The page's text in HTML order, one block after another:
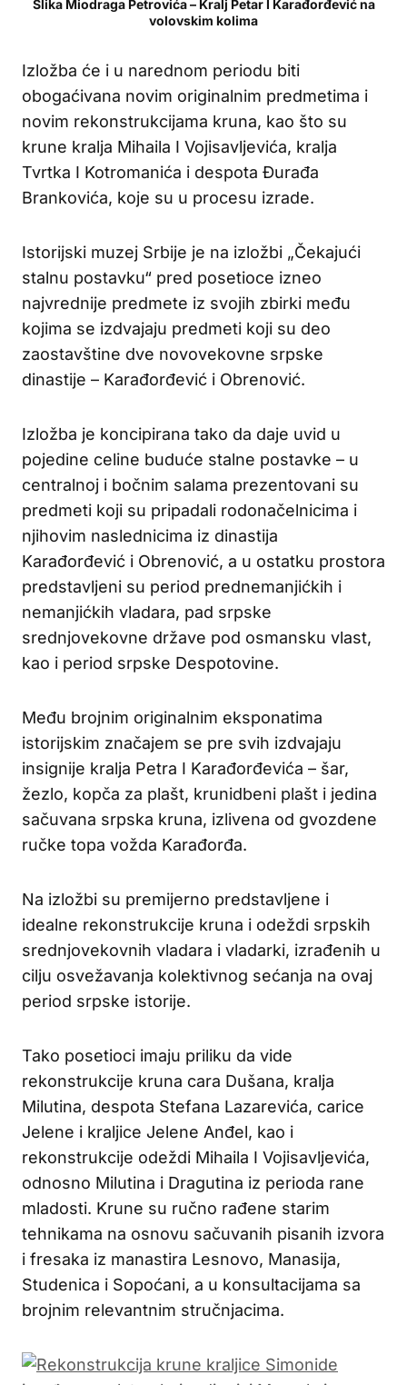
Slika Miodraga Petrovića – Kralj Petar I Karađorđević na
volovskim kolima
Izložba će i u narednom periodu biti
obogaćivana novim originalnim predmetima i
novim rekonstrukcijama kruna, kao što su
krune kralja Mihaila I Vojisavljevića, kralja
Tvrtka I Kotromanića i despota Đurađa
Brankovića, koje su u procesu izrade.
Istorijski muzej Srbije je na izložbi „Čekajući
stalnu postavku“ pred posetioce izneo
najvrednije predmete iz svojih zbirki među
kojima se izdvajaju predmeti koji su deo
zaostavštine dve novovekovne srpske
dinastije – Karađorđević i Obrenović.
Izložba je koncipirana tako da daje uvid u
pojedine celine buduće stalne postavke – u
centralnoj i bočnim salama prezentovani su
predmeti koji su pripadali rodonačelnicima i
njihovim naslednicima iz dinastija
Karađorđević i Obrenović, a u ostatku prostora
predstavljeni su period prednemanjićkih i
nemanjićkih vladara, pad srpske
srednjovekovne države pod osmansku vlast,
kao i period srpske Despotovine.
Među brojnim originalnim eksponatima
istorijskim značajem se pre svih izdvajaju
insignije kralja Petra I Karađorđevića – šar,
žezlo, kopča za plašt, krunidbeni plašt i jedina
sačuvana srpska kruna, izlivena od gvozdene
ručke topa vožda Karađorđa.
Na izložbi su premijerno predstavljene i
idealne rekonstrukcije kruna i odeždi srpskih
srednjovekovnih vladara i vladarki, izrađenih u
cilju osvežavanja kolektivnog sećanja na ovaj
period srpske istorije.
Tako posetioci imaju priliku da vide
rekonstrukcije kruna cara Dušana, kralja
Milutina, despota Stefana Lazarevića, carice
Jelene i kraljice Jelene Anđel, kao i
rekonstrukcije odeždi Mihaila I Vojisavljevića,
odnosno Milutina i Dragutina iz perioda rane
mladosti. Krune su ručno rađene starim
tehnikama na osnovu sačuvanih pisanih izvora
i fresaka iz manastira Lesnovo, Manasija,
Studenica i Sopoćani, a u konsultacijama sa
brojnim relevantnim stručnjacima.